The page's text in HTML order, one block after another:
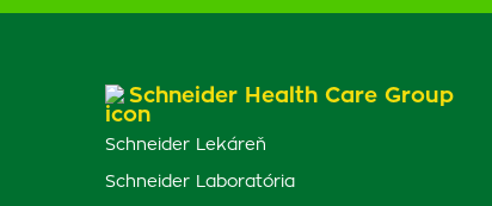
Schneider Health Care Group
Schneider Lekáreň
Schneider Laboratória